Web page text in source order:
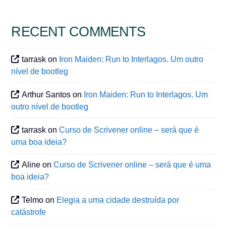
RECENT COMMENTS
tarrask on Iron Maiden: Run to Interlagos. Um outro
nível de bootleg
Arthur Santos on Iron Maiden: Run to Interlagos. Um
outro nível de bootleg
tarrask onCurso de Scrivener online – será que é
uma boa ideia?
Aline onCurso de Scrivener online – será que é uma
boa ideia?
Telmo on Elegia a uma cidade destruída por
catástrofe